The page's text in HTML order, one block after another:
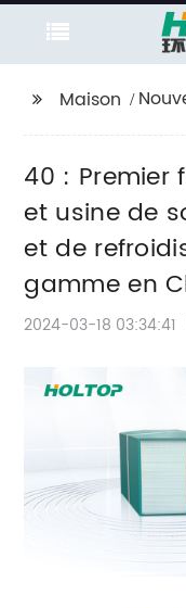
Maison
40 : Premier
et usine de
et de
gamme en
2024-03-18 03:34:41